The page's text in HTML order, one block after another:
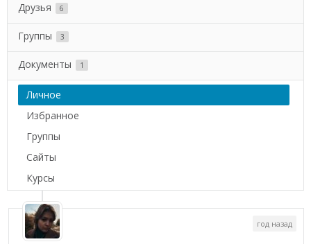
Друзья 6
Группы 3
Документы 1
Личное
Избранное
Группы
Сайты
Курсы
год назад